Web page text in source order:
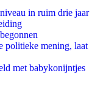
in ruim drie jaar
politieke mening, laat
met babykonijntjes